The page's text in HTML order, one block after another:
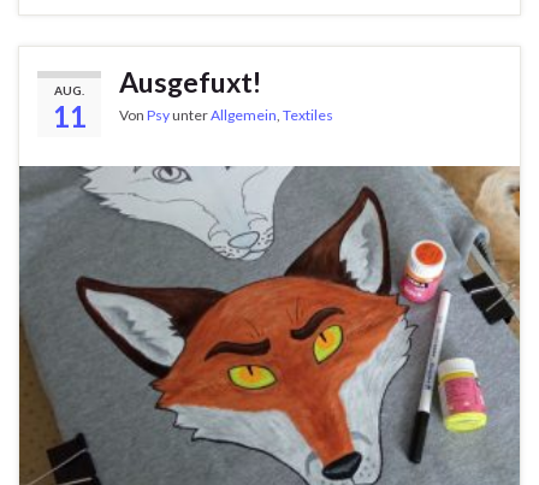
AUG.
11
Ausgefuxt!
Von PsyunterAllgemein, Textiles